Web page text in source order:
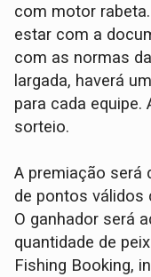
com motor
estar com a
com as normas
largada, haverá
para cada equipe.
sorteio.
A premiação será
de pontos válidos
O ganhador será
quantidade de
Fishing Booking,